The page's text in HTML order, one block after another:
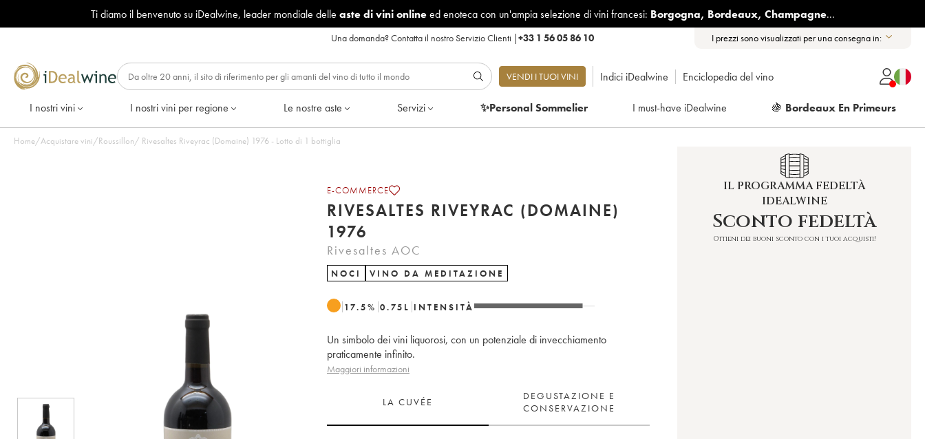
Ti diamo il benvenuto su iDealwine, leader mondiale delle aste di vini onlineed enoteca con un'ampia selezione di vini francesi: Borgogna, Bordeaux, Champagne...
Una domanda?Contatta il nostro Servizio Clienti |+33 1 56 05 86 10 I prezzi sono visualizzati per una consegna in:
VENDI I TUOI VINI Indici iDealwine Enciclopedia del vino
I nostri vini I nostri vini per regione Le nostre aste Servizi ✨Personal Sommelier I must-have iDealwine 🍇 Bordeaux En Primeurs
Home/Acquistare vini/Roussillon/ Rivesaltes Riveyrac (Domaine) 1976 - Lotto di 1 bottiglia
E-COMMERCE
RIVESALTES RIVEYRAC (DOMAINE)
1976
Rivesaltes AOC
NOCI VINO DA MEDITAZIONE
17.5% 0.75 L INTENSITÀ
Un simbolo dei vini liquorosi, con un potenziale di invecchiamento
praticamente infinito.
Maggiori informazioni
LA CUVÉE
DEGUSTAZIONE E
CONSERVAZIONE
IL PROGRAMMA FEDELTÀ
IDEALWINE
Sconto fedeltà
Ottieni dei buoni sconto con i tuoi acquisti!